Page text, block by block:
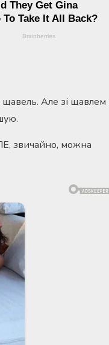
щавель. Але зі щавлем
звичайно, можна